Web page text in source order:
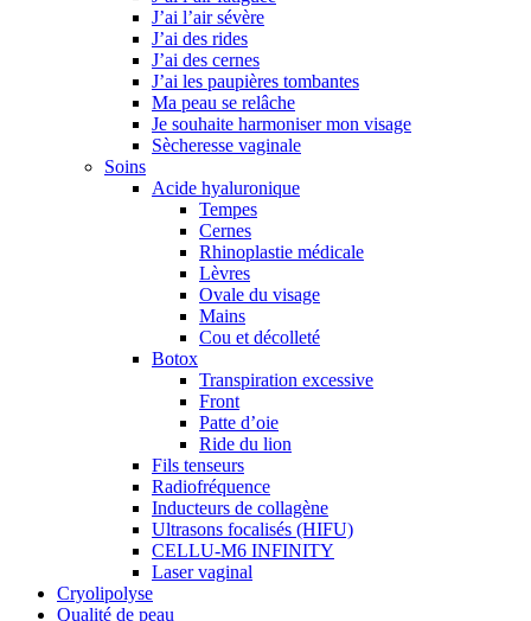
J’ai l’air sévère
J’ai des rides
J’ai des cernes
J’ai les paupières tombantes
Ma peau se relâche
Je souhaite harmoniser mon visage
Sècheresse vaginale
Soins
Acide hyaluronique
Tempes
Cernes
Rhinoplastie médicale
Lèvres
Ovale du visage
Mains
Cou et décolleté
Botox
Transpiration excessive
Front
Patte d’oie
Ride du lion
Fils tenseurs
Radiofréquence
Inducteurs de collagène
Ultrasons focalisés (HIFU)
CELLU-M6 INFINITY
Laser vaginal
Cryolipolyse
Qualité de peau